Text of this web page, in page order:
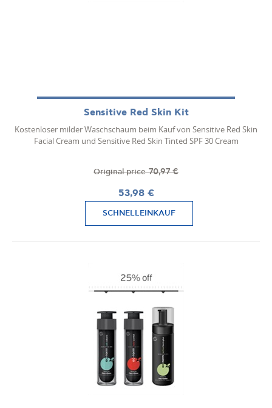
Sensitive Red Skin Kit
Kostenloser milder Waschschaum beim Kauf von Sensitive Red Skin
Facial Cream und Sensitive Red Skin Tinted SPF 30 Cream
Original price70,97 €
53,98 €
SCHNELLEINKAUF